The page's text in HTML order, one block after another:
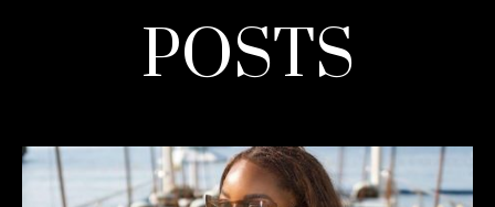
POSTS